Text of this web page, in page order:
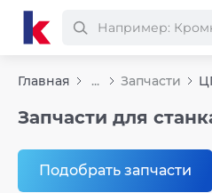
Главная ... Запчасти
Запчасти для
Подобрать запчасти